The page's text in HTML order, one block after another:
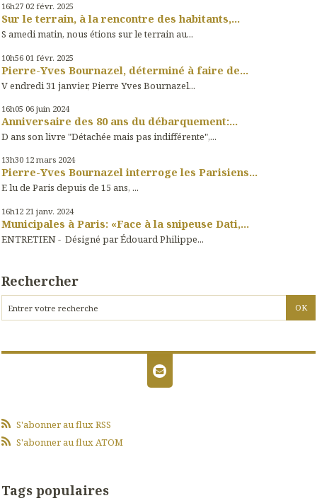
16h27 02 févr. 2025
Sur le terrain, à la rencontre des habitants,...
S amedi matin, nous étions sur le terrain au...
10h56 01 févr. 2025
Pierre-Yves Bournazel, déterminé à faire de...
V endredi 31 janvier, Pierre Yves Bournazel...
16h05 06 juin 2024
Anniversaire des 80 ans du débarquement:...
D ans son livre "Détachée mais pas indifférente",...
13h30 12 mars 2024
Pierre-Yves Bournazel interroge les Parisiens...
E lu de Paris depuis de 15 ans, ...
16h12 21 janv. 2024
Municipales à Paris: «Face à la snipeuse Dati,...
ENTRETIEN - Désigné par Édouard Philippe...
Rechercher
S'abonner au flux RSS
S'abonner au flux ATOM
Tags populaires